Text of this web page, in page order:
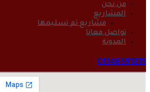
من نحن
المشاريع
مشاريع تم تسليمها
تواصل معانا
المدونة
01146591815